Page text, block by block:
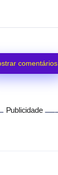
comentários
Publicidade